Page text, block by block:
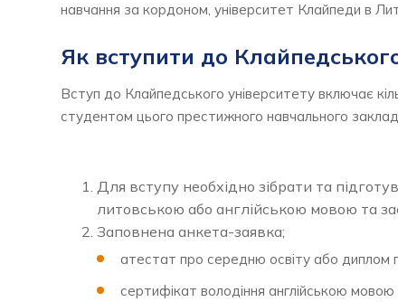
навчання за кордоном, університет Клайпеди в
Як вступити до
Вступ до Клайпедського університету включає
студентом цього престижного навчального
Для вступу необхідно зібрати та
литовською або англійською мовою та
Заповнена анкета-заявка;
атестат про середню освіту або диплом
сертифікат володіння англійською